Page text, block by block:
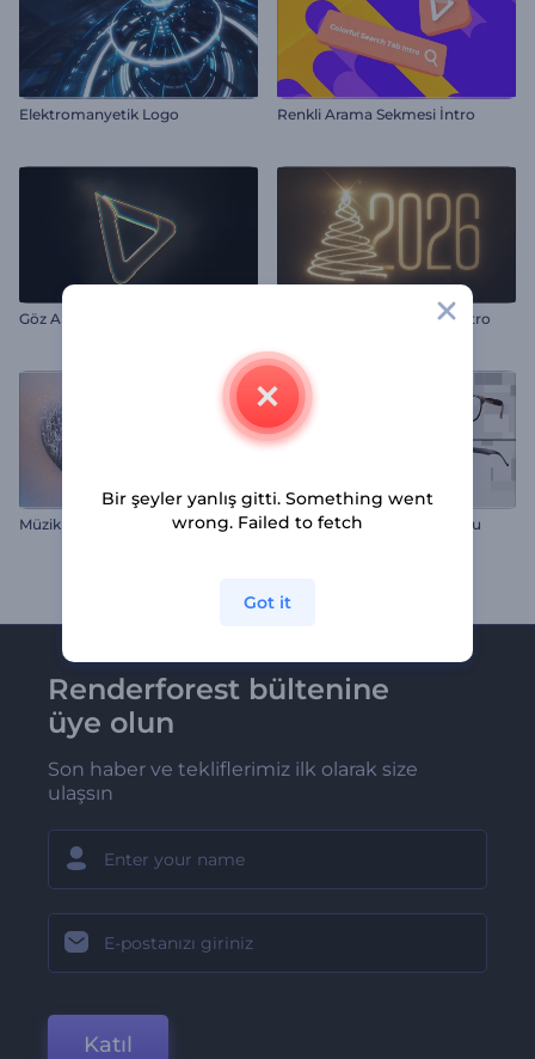
Elektromanyetik Logo Renkli Arama Sekmesi İntro
Göz Alıcı Glitch Logo Gösterimi Yanıp Sönen Noel Işıkları İntro
Müzikli Logo Gösterimi Optik İçin Sade Giriş Videosu
Renderforest bültenine
üye olun
Son haber ve tekliflerimiz ilk olarak size
ulaşsın
Katıl
Bir şeyler yanlış gitti. Something went
wrong. Failed to fetch
Got it